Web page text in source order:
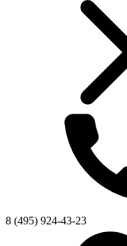
8 (495) 924-43-23